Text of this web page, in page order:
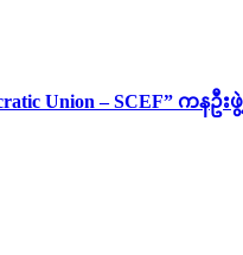
Union – SCEF” ကန